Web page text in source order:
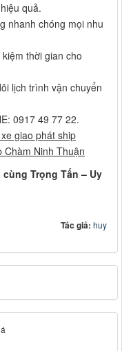
quả.
nhanh chóng mọi nhu
thời gian cho
lịch trình vận chuyển
0917 49 77 22.
giao phát ship
Chàm Ninh Thuận
Trọng Tấn – Uy
Tác giả: huy